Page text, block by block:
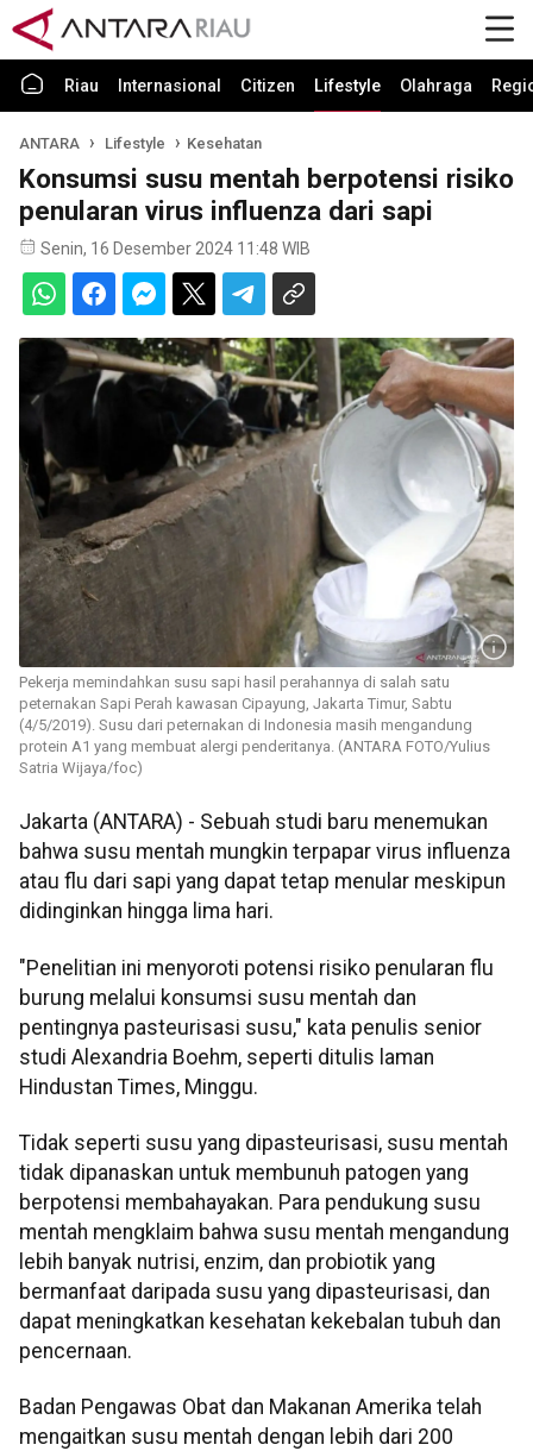
Riau Internasional Citizen Lifestyle Olahraga
ANTARA Lifestyle Kesehatan
Konsumsi susu mentah berpotensi risiko
penularan virus influenza dari sapi
Senin, 16 Desember 2024 11:48 WIB
Pekerja memindahkan susu sapi hasil perahannya di salah satu
peternakan Sapi Perah kawasan Cipayung, Jakarta Timur, Sabtu
(4/5/2019). Susu dari peternakan di Indonesia masih mengandung
protein A1 yang membuat alergi penderitanya. (ANTARA FOTO/Yulius
Satria Wijaya/foc)
Jakarta (ANTARA) - Sebuah studi baru menemukan
bahwa susu mentah mungkin terpapar virus influenza
atau flu dari sapi yang dapat tetap menular meskipun
didinginkan hingga lima hari.
"Penelitian ini menyoroti potensi risiko penularan flu
burung melalui konsumsi susu mentah dan
pentingnya pasteurisasi susu," kata penulis senior
studi Alexandria Boehm, seperti ditulis laman
Hindustan Times, Minggu.
Tidak seperti susu yang dipasteurisasi, susu mentah
tidak dipanaskan untuk membunuh patogen yang
berpotensi membahayakan. Para pendukung susu
mentah mengklaim bahwa susu mentah mengandung
lebih banyak nutrisi, enzim, dan probiotik yang
bermanfaat daripada susu yang dipasteurisasi, dan
dapat meningkatkan kesehatan kekebalan tubuh dan
pencernaan.
Badan Pengawas Obat dan Makanan Amerika telah
mengaitkan susu mentah dengan lebih dari 200